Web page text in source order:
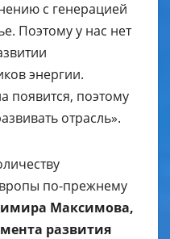
с генерацией
Поэтому у нас нет
энергии.
появится, поэтому
отрасль».
по-прежнему
Максимова,
развития